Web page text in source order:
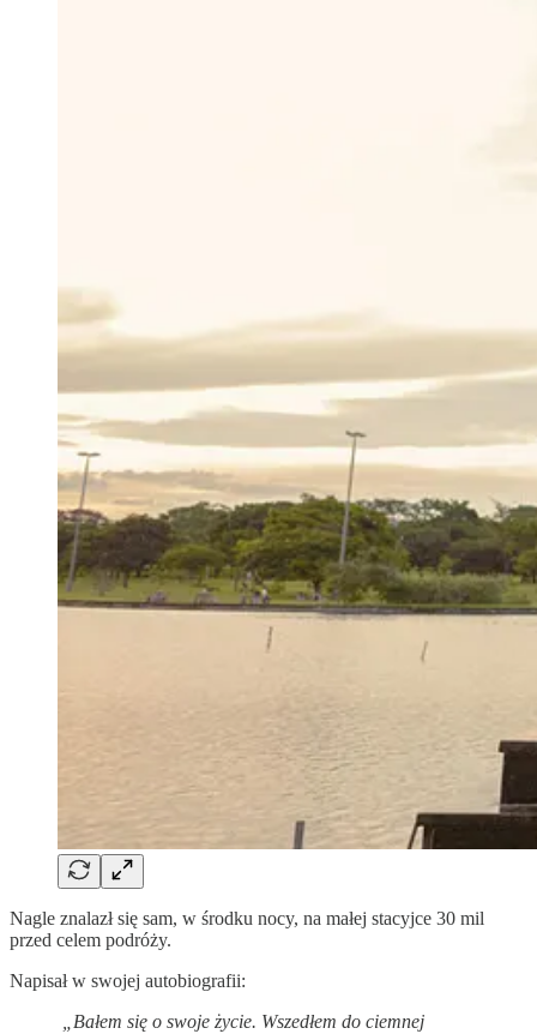
Nagle znalazł się sam, w środku nocy, na małej stacyjce 30 mil
przed celem podróży.
Napisał w swojej autobiografii:
„Bałem się o swoje życie. Wszedłem do ciemnej